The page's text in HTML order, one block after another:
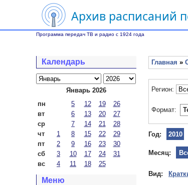
Архив расписаний
Программа передач ТВ и радио с 1924 года
Календарь
Январь 2026
пн
5 12 19
26
вт
6 13 20
27
ср
7 14 21
28
чт
1 8 15 22
29
пт
2 9 16 23
30
сб
3 10 17 24
31
вс
4 11 18 25
Меню
Главная »
Регион:
Формат:
Год: 2010
Месяц:
Вид: